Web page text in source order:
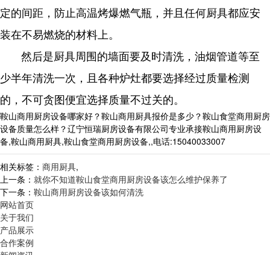
定的间距，防止高温烤爆燃气瓶，并且任何厨具都应安
装在不易燃烧的材料上。
然后是厨具周围的墙面要及时清洗，油烟管道等至
少半年清洗一次，且各种炉灶都要选择经过质量检测
的，不可贪图便宜选择质量不过关的。
鞍山商用厨房设备哪家好？鞍山商用厨具报价是多少？鞍山食堂商用厨房
设备质量怎么样？辽宁恒瑞厨房设备有限公司专业承接鞍山商用厨房设
备,鞍山商用厨具,鞍山食堂商用厨房设备,,电话:15040033007
相关标签： 商用厨具,
上一条： 就你不知道鞍山食堂商用厨房设备该怎么维护保养了
下一条： 鞍山商用厨房设备该如何清洗
网站首页
关于我们
产品展示
合作案例